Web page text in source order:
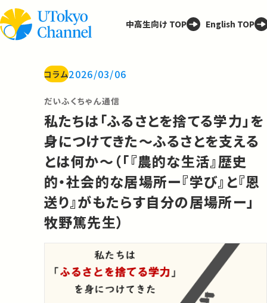
中高生向け TOP English TOP
コラム2026/03/06
だいふくちゃん通信
私たちは「ふるさとを捨てる学力」を
身につけてきた〜ふるさとを支える
とは何か〜（「『農的な生活』歴史
的・社会的な居場所ー『学び』と『恩
送り』がもたらす自分の居場所ー」
牧野篤先生）